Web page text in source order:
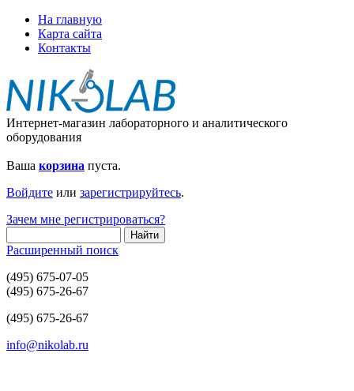
На главную
Карта сайта
Контакты
Интернет-магазин лабораторного и аналитического
оборудования
Ваша корзина пуста.
Войдите или зарегистрируйтесь.
Зачем мне регистрироваться?
Расширенный поиск
(495) 675-07-05
(495) 675-26-67
(495) 675-26-67
info@nikolab.ru